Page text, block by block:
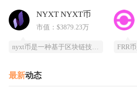
NYXT NYXT币
市值：$3879.23万
最新动态